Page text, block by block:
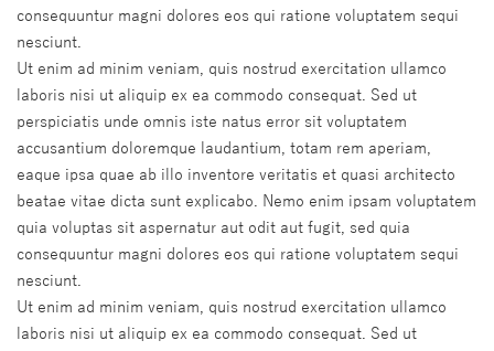
consequuntur magni dolores eos qui ratione voluptatem sequi
nesciunt.
Ut enim ad minim veniam, quis nostrud exercitation ullamco
laboris nisi ut aliquip ex ea commodo consequat. Sed ut
perspiciatis unde omnis iste natus error sit voluptatem
accusantium doloremque laudantium, totam rem aperiam,
eaque ipsa quae ab illo inventore veritatis et quasi architecto
beatae vitae dicta sunt explicabo. Nemo enim ipsam voluptatem
quia voluptas sit aspernatur aut odit aut fugit, sed quia
consequuntur magni dolores eos qui ratione voluptatem sequi
nesciunt.
Ut enim ad minim veniam, quis nostrud exercitation ullamco
laboris nisi ut aliquip ex ea commodo consequat. Sed ut